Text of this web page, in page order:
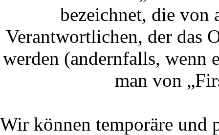
bezeichnet, die von
Verantwortlichen, der das
werden (andernfalls, wenn
man von
Wir können temporäre und